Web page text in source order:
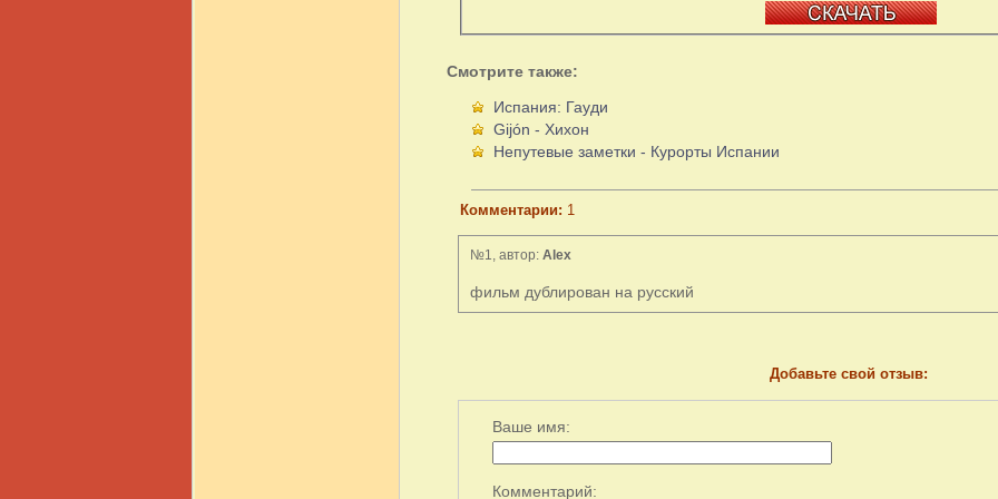
Смотрите также:
Испания: Гауди
Gijón - Хихон
Непутевые заметки - Курорты Испании
Комментарии: 1
№1, автор: Alex
фильм дублирован на русский
Добавьте свой отзыв:
Ваше имя:
Комментарий: